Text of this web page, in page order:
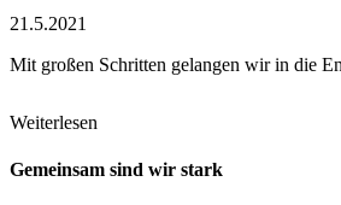
21.5.2021
Mit großen Schritten gelangen wir in die
Weiterlesen
Gemeinsam sind wir stark